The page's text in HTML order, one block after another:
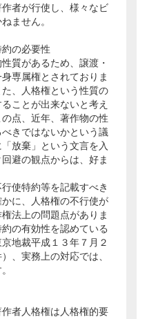
者が行使し、様々なビ
ません。
の必要性
質があるため、譲渡・
専属権とされておりま
、人格権という性質の
ことが出来ないと考え
点、近年、著作物の性
きではないかという議
放棄」という文言を入
避の観点からは、好ま
使特約等を記載すべき
に、人格権の不行使が
法上の問題点がありま
の有効性を認めている
地裁平成１３年７月２
、実務上の対応では、
者人格権は人格権的要